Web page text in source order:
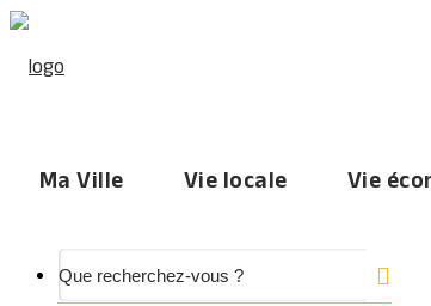
Ma Ville Vie locale Vie